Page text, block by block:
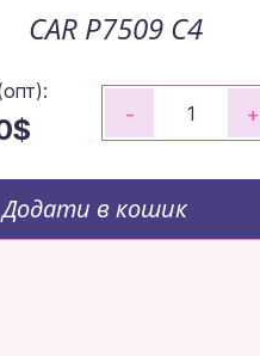
CAR P7509 C4
- +
Додати в кошик